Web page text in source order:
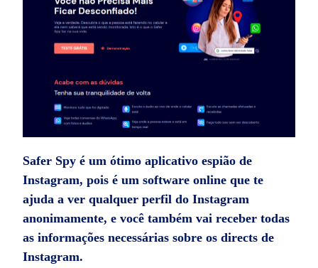
Safer Spy é um ótimoaplicativo espião de
Instagram, pois é um software online que te
ajuda a ver qualquer perfil do Instagram
anonimamente, e você também vai receber todas
as informações necessárias sobre os directs de
Instagram.